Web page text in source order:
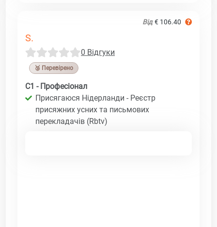
Від € 106.40
S.
0 Відгуки
🥉 Перевірено
C1 - Професіонал
Присягаюся Нідерланди - Реєстр
присяжних усних та письмових
перекладачів (Rbtv)